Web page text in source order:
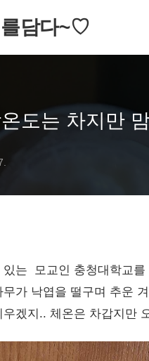
담다~♡
도는 차지만
있는 모교인 충청대학교
가 낙엽을 떨구며 추운
겠지.. 체온은 차갑지만